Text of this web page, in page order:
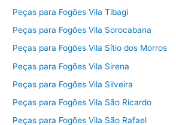
Peças para Fogões Vila Tibagi
Peças para Fogões Vila Sorocabana
Peças para Fogões Vila Sítio dos Morros
Peças para Fogões Vila Sirena
Peças para Fogões Vila Silveira
Peças para Fogões Vila São Ricardo
Peças para Fogões Vila São Rafael